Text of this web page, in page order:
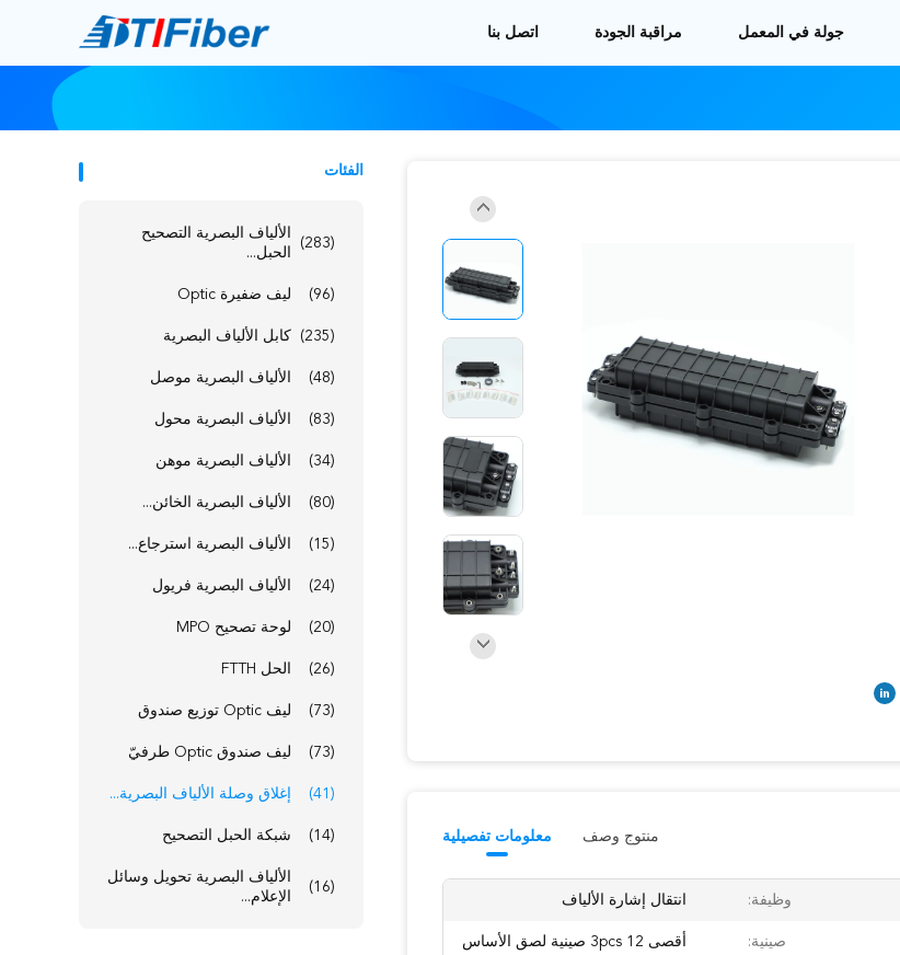
جولة في المعمل مراقبة الجودة اتصل بنا
الفئات
الألياف البصرية التصحيح
الحبل...
(283)
ليف ضفيرة Optic (96)
كابل الألياف البصرية (235)
الألياف البصرية موصل (48)
الألياف البصرية محول (83)
الألياف البصرية موهن (34)
الألياف البصرية الخائن... (80)
الألياف البصرية استرجاع... (15)
الألياف البصرية فريول (24)
لوحة تصحيح MPO (20)
الحل FTTH (26)
ليف Optic توزيع صندوق (73)
ليف صندوق Optic طرفيّ (73)
إغلاق وصلة الألياف البصرية... (41)
شبكة الحبل التصحيح (14)
الألياف البصرية تحويل وسائل
الإعلام...
(16)
معلومات تفصيلية منتوج وصف
وظيفة: انتقال إشارة الألياف
صينية: أقصى 3pcs 12 صينية لصق الأساس